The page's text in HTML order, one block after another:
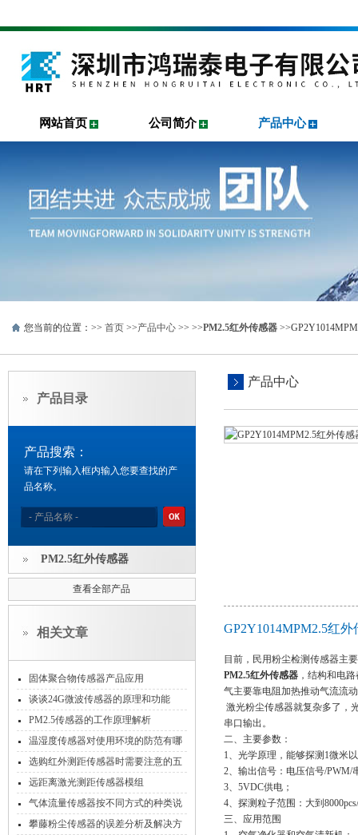
网站首页 公司简介 产品中心
您当前的位置：>> 首页 >>产品中心 >> >>PM2.5红外传感器
产品目录
产品搜索：
请在下列输入框内输入您要查找的产
品名称。
PM2.5红外传感器
查看全部产品
相关文章
固体聚合物传感器产品应用
谈谈24G微波传感器的原理和功能
PM2.5传感器的工作原理解析
温湿度传感器对使用环境的防范有哪
些
选购红外测距传感器时需要注意的五
大要点
远距离激光测距传感器模组
气体流量传感器按不同方式的种类说
明
攀藤粉尘传感器的误差分析及解决方
产品中心
GP2Y1014MPM2.5红
目前，民用粉尘检测传感器主
PM2.5红外传感器 ，结构和电
气主要靠电阻加热推动气流流
激光粉尘传感器就复杂多了，
串口输出。
二、主要参数：
1、光学原理，能够探测1微米
2、输出信号：电压信号/PWM/
3、5VDC供电；
4、探测粒子范围：大到
三、应用范围